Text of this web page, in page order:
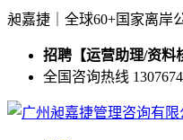
昶嘉捷｜全球60+国家离岸
招聘【运营助理/资料
全国咨询热线